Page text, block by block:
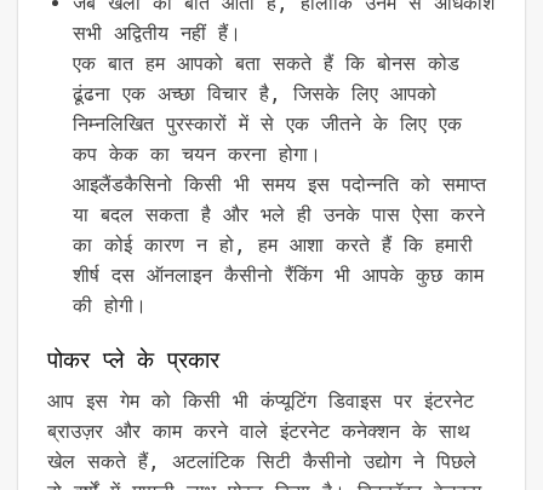
सभी अद्वितीय नहीं हैं।
एक बात हम आपको बता सकते हैं कि बोनस कोड
ढूंढना एक अच्छा विचार है, जिसके लिए आपको
निम्नलिखित पुरस्कारों में से एक जीतने के लिए एक
कप केक का चयन करना होगा।
आइलैंडकैसिनो किसी भी समय इस पदोन्नति को समाप्त
या बदल सकता है और भले ही उनके पास ऐसा करने
का कोई कारण न हो, हम आशा करते हैं कि हमारी
शीर्ष दस ऑनलाइन कैसीनो रैंकिंग भी आपके कुछ काम
की होगी।
पोकर प्ले के प्रकार
आप इस गेम को किसी भी कंप्यूटिंग डिवाइस पर इंटरनेट
ब्राउज़र और काम करने वाले इंटरनेट कनेक्शन के साथ
खेल सकते हैं, अटलांटिक सिटी कैसीनो उद्योग ने पिछले